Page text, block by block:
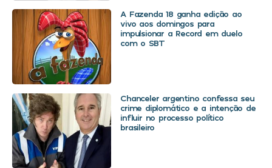
A Fazenda 18 ganha edição ao
vivo aos domingos para
impulsionar a Record em duelo
com o SBT
Chanceler argentino confessa seu
crime diplomático e a intenção de
influir no processo político
brasileiro